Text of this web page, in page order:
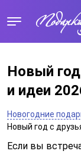
Новый
и идеи
Новогодние
Новый год с
Если вы